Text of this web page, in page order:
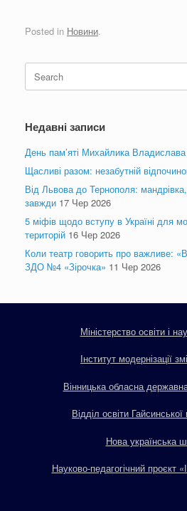
Posted in Новини.
Search
for:
Недавні записи
День пам’яті Михайлика Владислава
Щасливі разом: незабутній
Від Львова до Тернополя:
завжди 17 Чер 2026
5 міфів щодо вступу в Україні для
територій 16 Чер 2026
Коли театр говорить про важливе:
ЗДО №4 «Зірочка» 11 Чер 2026
Міністерство освіти і
Інститут модернізації
Вінницька обласна
Відділ освіти
Нова українська
Науково-педагогічний проєкт